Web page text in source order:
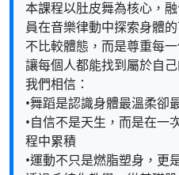
本課程以肚皮舞為核心，
員在音樂律動中探索身體
不比較體態，而是尊重每
讓每個人都能找到屬於自己
我們相信：
•舞蹈是認識身體最溫柔卻
•自信不是天生，而是在一
程中累積
•運動不只是燃脂塑身，更